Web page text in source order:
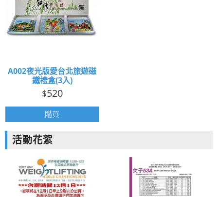
A002夜光版愛台北旅遊磁
鐵禮盒(3入)
$520
購買
活動花絮